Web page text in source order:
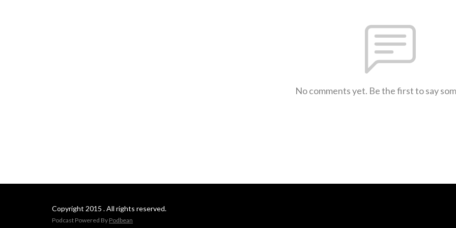
No comments yet. Be the first to say
Copyright 2015 . All rights reserved.
Podcast Powered By Podbean